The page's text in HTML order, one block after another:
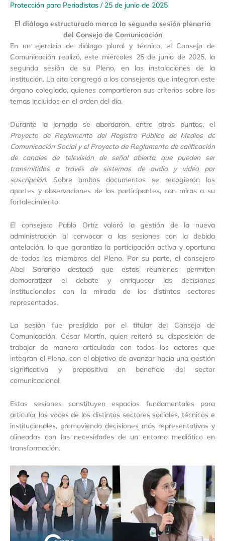
Protección para Periodistas / 25 de junio de 2025
El diálogo estructurado marca la segunda sesión plenaria
del Consejo de Comunicación
En un ejercicio de diálogo plural y técnico, el Consejo de
Comunicación realizó, este miércoles 25 de junio de 2025, la
segunda sesión de su Pleno, en las instalaciones de la
institución. La cita congregó a los consejeros que integran este
órgano colegiado, quienes compartieron sus criterios sobre los
temas incluidos en el orden del día.
Durante la jornada se abordaron, entre otros puntos, el
Proyecto de Reglamento del Registro Público de Medios de
Comunicación Socialy elProyecto de Reglamento de calificación
de canales de televisión de señal abierta que pueden ser
transmitidos a través de sistemas de audio y video por
suscripción. Sobre ambos documentos se recogieron los
aportes y observaciones de los participantes, con miras a su
fortalecimiento.
El consejero Pablo Ortíz valoró la gestión de la nueva
administración al convocar a las sesiones con la debida
antelación, lo que garantiza la participación activa y oportuna
de todos los miembros del Pleno. Por su parte, el consejero
Abel Sarango destacó que estas reuniones permiten
democratizar el debate y enriquecer las decisiones
institucionales con la mirada de los distintos sectores
representados.
La sesión fue presidida por el titular del Consejo de
Comunicación, César Martín, quien reiteró su disposición de
trabajar de manera articulada con todos los actores que
integran el Pleno, con el objetivo de avanzar hacia una gestión
significativa y propositiva en beneficio del sector
comunicacional.
Estas sesiones constituyen espacios fundamentales para
articular las voces de los distintos sectores sociales, técnicos e
institucionales, promoviendo decisiones más representativas y
alineadas con las necesidades de un entorno mediático en
transformación.